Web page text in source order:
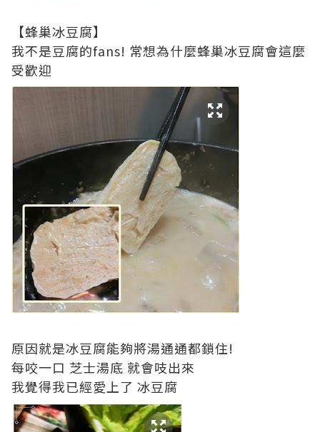
【蜂巢冰豆腐】
我不是豆腐的fans! 常想為什麼蜂巢冰豆腐會這麼
受歡迎
原因就是冰豆腐能夠將湯通通都鎖住!
每咬一口 芝士湯底 就會吱出來
我覺得我已經愛上了 冰豆腐